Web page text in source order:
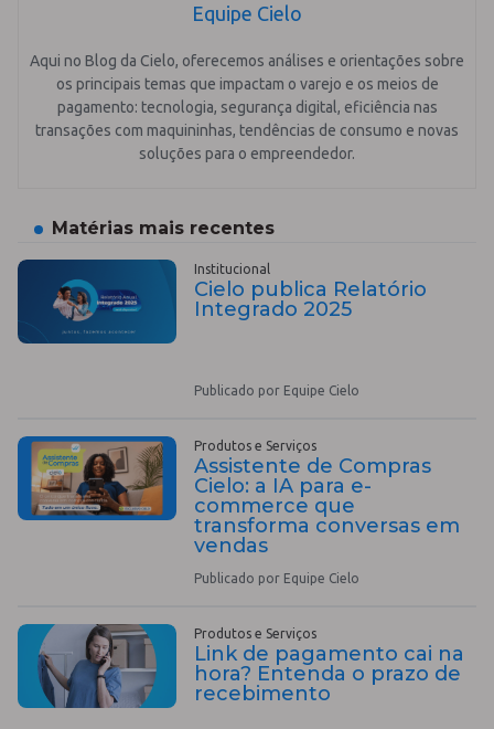
Equipe Cielo
Aqui no Blog da Cielo, oferecemos análises e orientações sobre
os principais temas que impactam o varejo e os meios de
pagamento: tecnologia, segurança digital, eficiência nas
transações com maquininhas, tendências de consumo e novas
soluções para o empreendedor.
Matérias mais recentes
Institucional
Cielo publica Relatório
Integrado 2025
Publicado por Equipe Cielo
Produtos e Serviços
Assistente de Compras
Cielo: a IA para e-
commerce que
transforma conversas em
vendas
Publicado por Equipe Cielo
Produtos e Serviços
Link de pagamento cai na
hora? Entenda o prazo de
recebimento